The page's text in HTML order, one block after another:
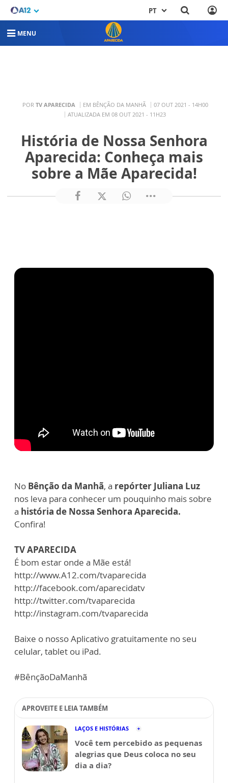
PT
MENU
POR TV APARECIDA EM BÊNÇÃO DA MANHÃ
07 OUT 2021 - 14H00
ATUALIZADA EM 08 OUT 2021 - 11H23
História de Nossa Senhora
Aparecida: Conheça mais
sobre a Mãe Aparecida!
No Bênção da Manhã, a repórter Juliana Luz
nos leva para conhecer um pouquinho mais sobre
a história de Nossa Senhora Aparecida.
Confira!
TV APARECIDA
É bom estar onde a Mãe está!
http://www.A12.com/tvaparecida
http://facebook.com/aparecidatv
http://twitter.com/tvaparecida
http://instagram.com/tvaparecida
Baixe o nosso Aplicativo gratuitamente no seu
celular, tablet ou iPad.
#BênçãoDaManhã
APROVEITE E LEIA TAMBÉM
LAÇOS E HISTÓRIAS
Você tem percebido as pequenas
alegrias que Deus coloca no seu
dia a dia?